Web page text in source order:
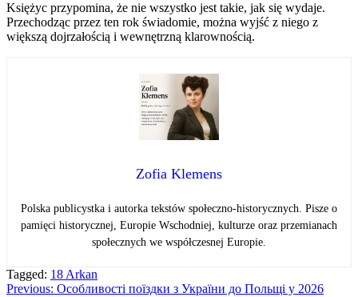
Księżyc przypomina, że nie wszystko jest takie, jak się wydaje.
Przechodząc przez ten rok świadomie, można wyjść z niego z
większą dojrzałością i wewnętrzną klarownością.
Zofia Klemens
Polska publicystka i autorka tekstów społeczno-historycznych. Pisze o
pamięci historycznej, Europie Wschodniej, kulturze oraz przemianach
społecznych we współczesnej Europie.
Tagged: 18 Arkan
Навігація
Previous: Особливості поїздки з України до Польщі у 2026